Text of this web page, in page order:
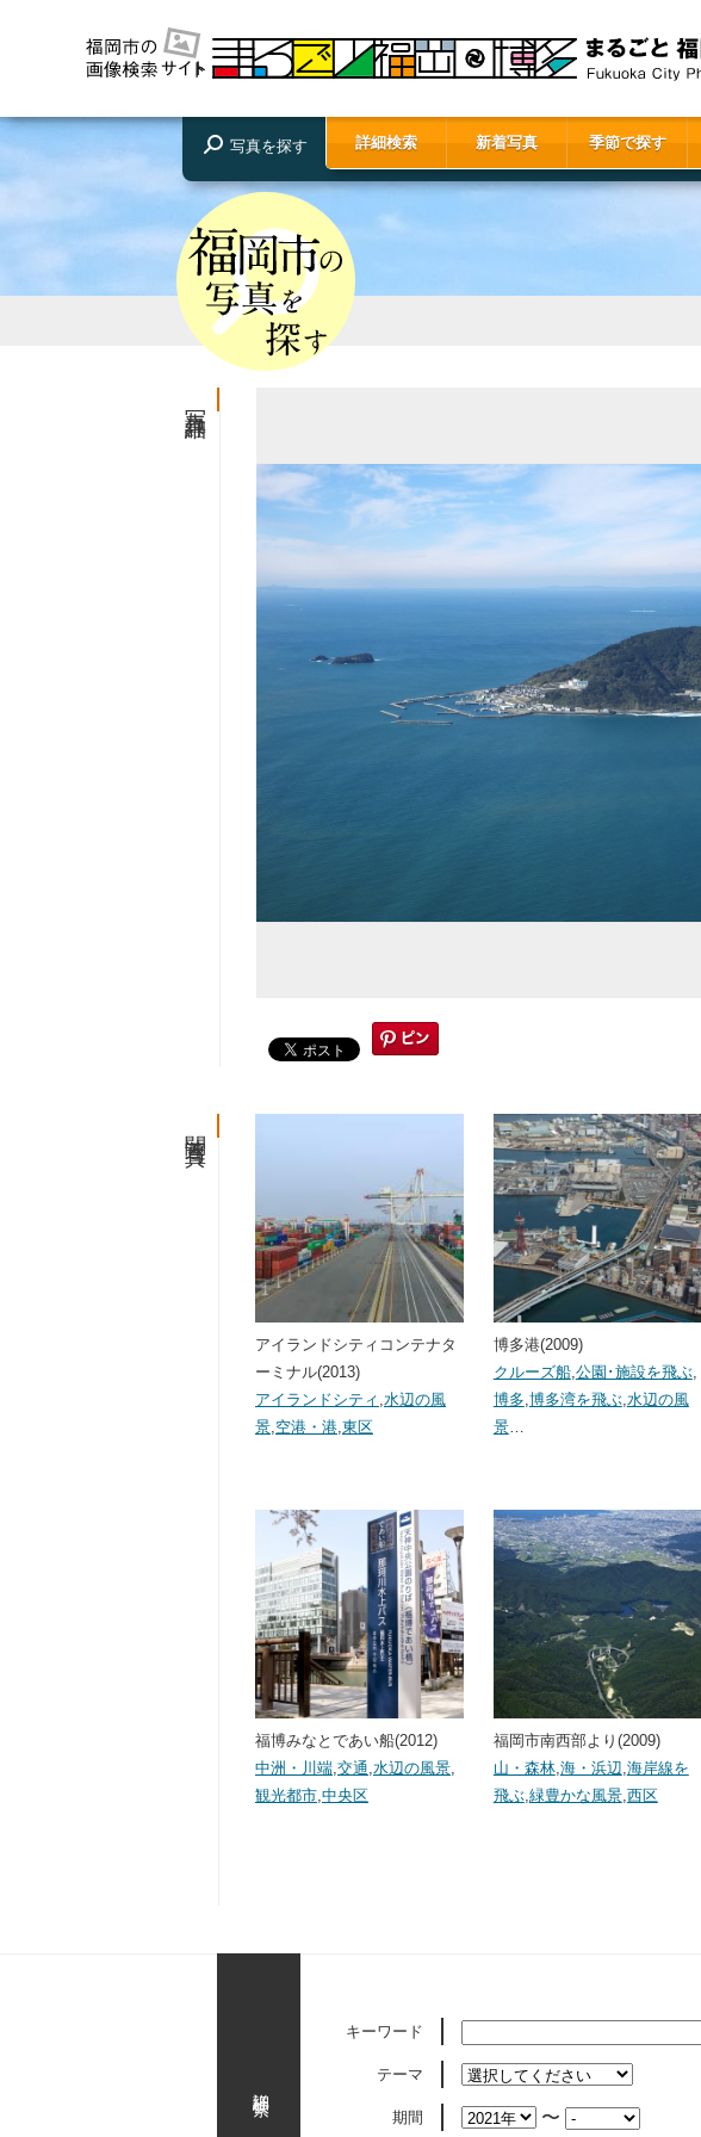
写真を探す 詳細検索 新着写真 季節で探す
アイランドシティコンテナタ
ーミナル(2013)
アイランドシティ 水辺の風
景 空港・港 東区
博多港(2009)
クルーズ船, 公園･施設を飛ぶ,
博多 博多湾を飛ぶ, 水辺の風
景…
福博みなとであい船(2012)
中洲・川端 交通 水辺の風景
観光都市 中央区
福岡市南西部より(2009)
山・森林, 海・浜辺 海岸線を
飛ぶ, 緑豊かな風景, 西区
キーワード
テーマ
期間 〜